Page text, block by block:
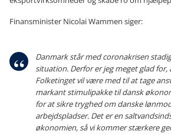
Finansminister Nicolai Wammen siger:
Danmark står med coronakrisen
situation. Derfor er jeg meget glad
Folketinget vil være med til at tage
markant stimulipakke til dansk
for at sikre tryghed om danske
arbejdspladser. Det er en
økonomien, så vi kommer stærkere